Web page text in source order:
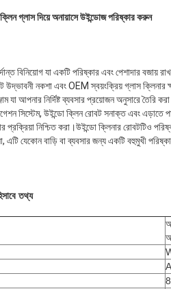
গ্লাস দিয়ে অনায়াসে উইন্ডোজ পরিষ্কার করুন
বিনিয়োগ যা একটি পরিষ্কার এবং পেশাদার বজায়
উদ্ভাবনী নকশা এবং OEM স্বয়ংক্রিয় গ্লাস ক্লিনার
যা আপনার নির্দিষ্ট ব্যবসার প্রয়োজন অনুসারে তৈরি
সিস্টেম, উইন্ডো ক্লিন রোবট সনাক্ত এবং এড়াতে
প্রক্রিয়া নিশ্চিত করা।উইন্ডো ক্লিনার রোবটটিও
যেকোন বাড়ি বা ব্যবসার জন্য একটি বহুমুখী
তথ্য